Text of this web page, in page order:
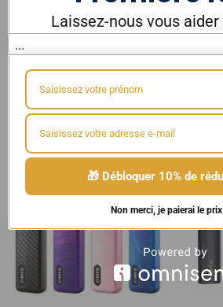
Couleur
...
Les PODS,KITS E-
MODS BOX
Laissez-nous vous
🎁 Débloquer 10% de
Non merci, je paierai le